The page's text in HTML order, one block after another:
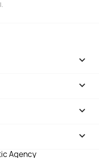



keyboard_arrow_down
Agency